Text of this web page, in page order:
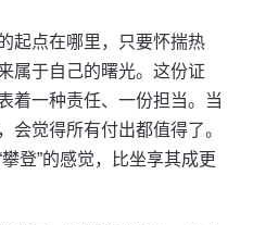
起点在哪里，只要怀揣热
属于自己的曙光。这份证
着一种责任、一份担当。当
会觉得所有付出都值得了。
登”的感觉，比坐享其成更